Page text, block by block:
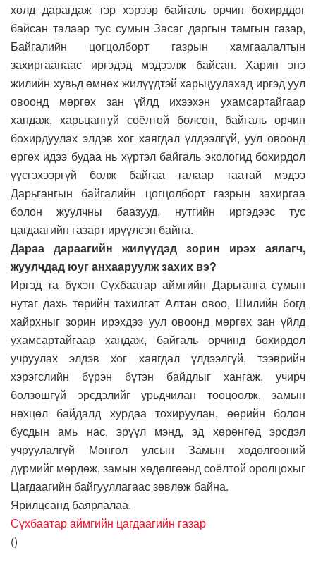
хөлд дарагдаж тэр хэрээр байгаль орчин бохирддог
байсан талаар тус сумын Засаг даргын тамгын газар,
Байгалийн цогцолборт газрын хамгаалалтын
захиргаанаас иргэдэд мэдээлж байсан. Харин энэ
жилийн хувьд өмнөх жилүүдтэй харьцуулахад иргэд уул
овоонд мөргөх зан үйлд ихээхэн ухамсартайгаар
хандаж, харьцангуй соёлтой болсон, байгаль орчин
бохирдуулах элдэв хог хаягдал үлдээлгүй, уул овоонд
өргөх идээ будаа нь хүртэл байгаль экологид бохирдол
үүсгэхээргүй болж байгаа талаар таатай мэдээ
Дарьгангын байгалийн цогцолборт газрын захиргаа
болон жуулчны баазууд, нутгийн иргэдээс тус
цагдаагийн газарт ирүүлсэн байна.
Дараа дараагийн жилүүдэд зорин ирэх аялагч,
жуулчдад юуг анхааруулж захих вэ?
Иргэд та бүхэн Сүхбаатар аймгийн Дарьганга сумын
нутаг дахь төрийн тахилгат Алтан овоо, Шилийн богд
хайрхныг зорин ирэхдээ уул овоонд мөргөх зан үйлд
ухамсартайгаар хандаж, байгаль орчинд бохирдол
учруулах элдэв хог хаягдал үлдээлгүй, тээврийн
хэрэгслийн бүрэн бүтэн байдлыг хангаж, учирч
болзошгүй эрсдэлийг урьдчилан тооцоолж, замын
нөхцөл байдалд хурдаа тохируулан, өөрийн болон
бусдын амь нас, эрүүл мэнд, эд хөрөнгөд эрсдэл
учруулалгүй Монгол улсын Замын хөдөлгөөний
дүрмийг мөрдөж, замын хөдөлгөөнд соёлтой оролцохыг
Цагдаагийн байгууллагаас зөвлөж байна.
Ярилцсанд баярлалаа.
Сүхбаатар аймгийн цагдаагийн газар
()